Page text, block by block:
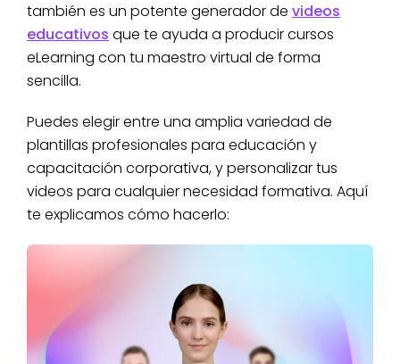
también es un potente generador de videos
educativos que te ayuda a producir cursos
eLearning con tu maestro virtual de forma
sencilla.
Puedes elegir entre una amplia variedad de
plantillas profesionales para educación y
capacitación corporativa, y personalizar tus
videos para cualquier necesidad formativa. Aquí
te explicamos cómo hacerlo: